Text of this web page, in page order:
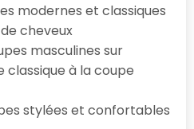
modernes et classiques
cheveux
masculines sur
classique à la coupe
stylées et confortables